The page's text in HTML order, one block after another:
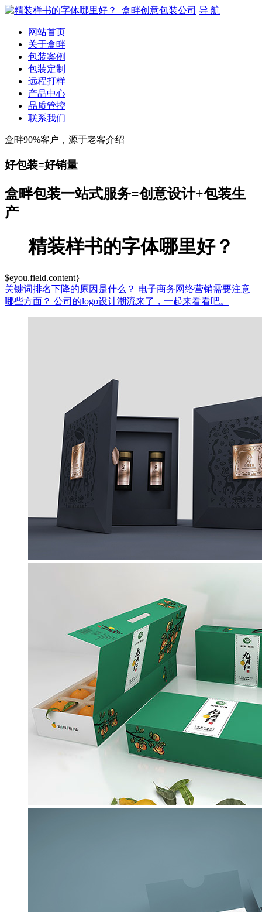
导 航
网站首页
关于盒畔
包装案例
包装定制
远程打样
产品中心
品质管控
联系我们
盒畔90%客户，源于老客介绍
好包装=好销量
盒畔包装一站式服务=创意设计+包装生
产
精装样书的字体哪里好？
$eyou.field.content}
关键词排名下降的原因是什么？ 电子商务网络营销需要注意
哪些方面？ 公司的logo设计潮流来了，一起来看看吧。